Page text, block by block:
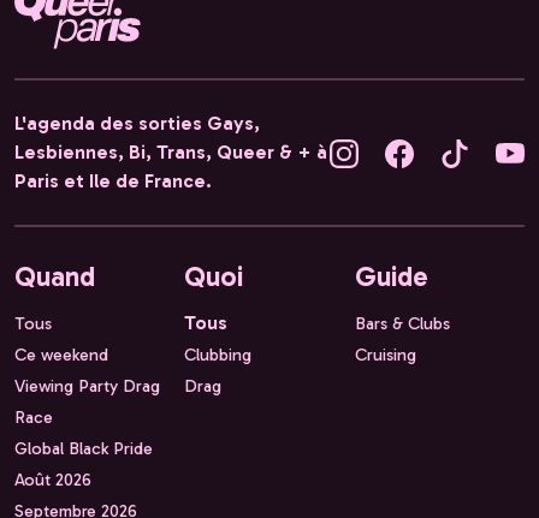
L'agenda des sorties Gays,
Lesbiennes, Bi, Trans, Queer & + à
Paris et Ile de France.
Quand
Tous
Ce weekend
Viewing Party Drag
Race
Global Black Pride
Août 2026
Septembre 2026
Quoi
Tous
Clubbing
Drag
Guide
Bars & Clubs
Cruising